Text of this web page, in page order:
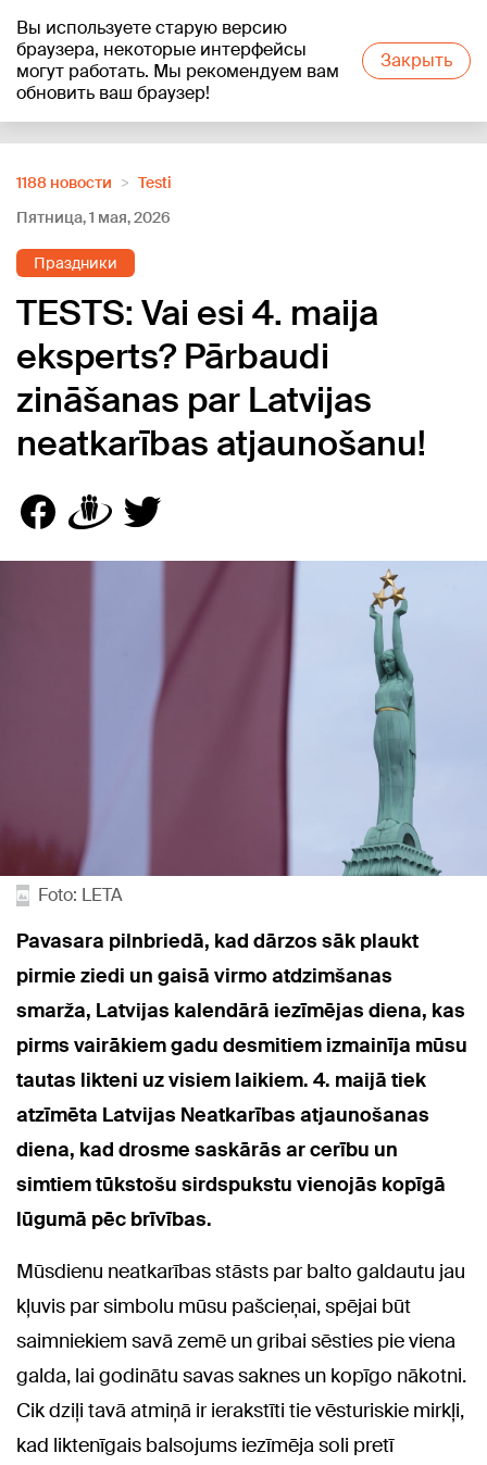
Вы используете старую версию
браузера, некоторые интерфейсы
могут работать. Мы рекомендуем вам
обновить ваш браузер!
Закрыть
+16°C
1188 новости
Testi
Пятница, 1 мая, 2026
Праздники
TESTS: Vai esi 4. maija
eksperts? Pārbaudi
zināšanas par Latvijas
neatkarības atjaunošanu!
Foto: LETA
Pavasara pilnbriedā, kad dārzos sāk plaukt
pirmie ziedi un gaisā virmo atdzimšanas
smarža, Latvijas kalendārā iezīmējas diena, kas
pirms vairākiem gadu desmitiem izmainīja mūsu
tautas likteni uz visiem laikiem. 4. maijā tiek
atzīmēta Latvijas Neatkarības atjaunošanas
diena, kad drosme saskārās ar cerību un
simtiem tūkstošu sirdspukstu vienojās kopīgā
lūgumā pēc brīvības.
Mūsdienu neatkarības stāsts par balto galdautu jau
kļuvis par simbolu mūsu pašcieņai, spējai būt
saimniekiem savā zemē un gribai sēsties pie viena
galda, lai godinātu savas saknes un kopīgo nākotni.
Cik dziļi tavā atmiņā ir ierakstīti tie vēsturiskie mirkļi,
kad liktenīgais balsojums iezīmēja soli pretī